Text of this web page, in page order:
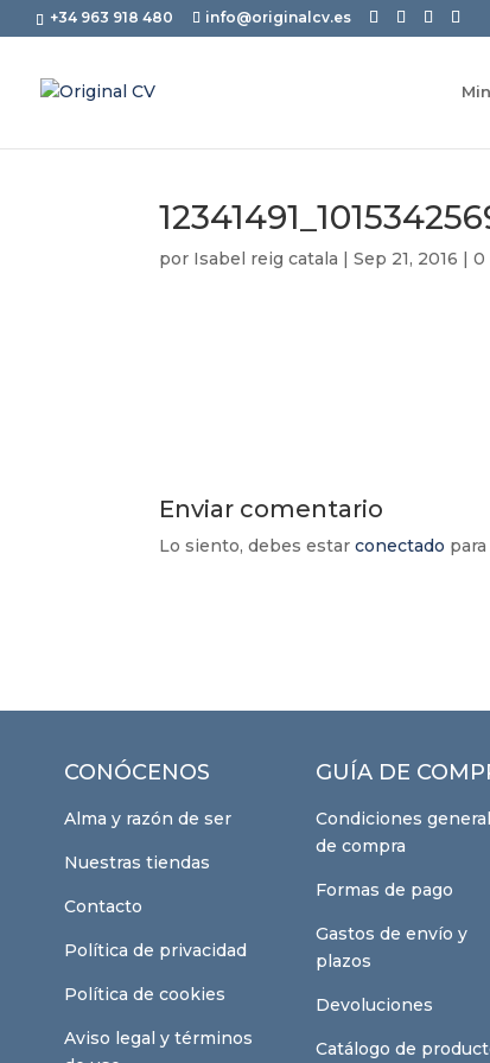
+34 963 918 480 info@originalcv.es
por Isabel reig catala |Sep 21, 2016 |0
Enviar comentario
Lo siento, debes estarconectado
CONÓCENOS
Alma y razón de ser
Nuestras tiendas
Contacto
Política de privacidad
Política de cookies
Aviso legal y términos
GUÍA DE
Condiciones
de compra
Formas de pago
Gastos de envío y
plazos
Devoluciones
Catálogo de